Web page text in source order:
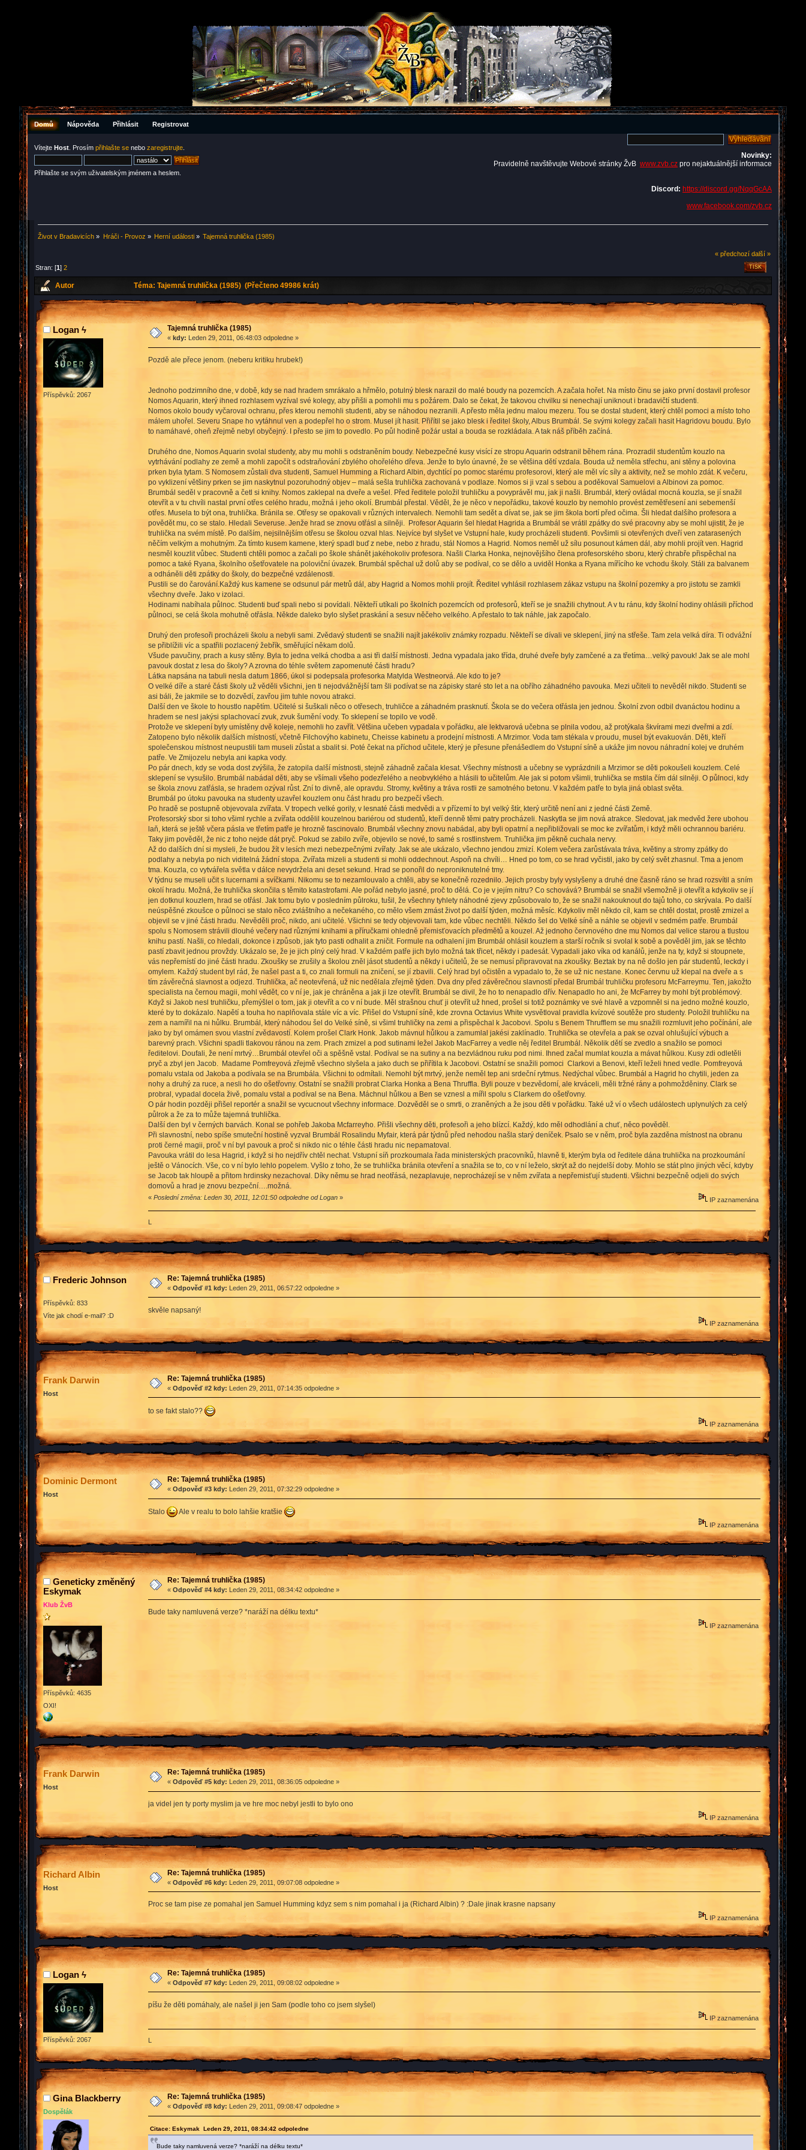
Domů Nápověda Přihlásit Registrovat
Vítejte Host . Prosím přihlašte se nebo zaregistrujte
Přihlašte se svým uživatelským jménem a heslem.
Novinky:
Pravidelně navštěvujte Webové stránky ŽvB www.zvb.cz pro nejaktuálnější informace
Discord: https://discord.gg/NqqGcAA
www.facebook.com/zvb.cz
Život v Bradavicích » Hráči - Provoz » Herní události» Tajemná truhlička (1985)
« předchozí další »
TISK
Stran: [1]2
Autor Téma: Tajemná truhlička (1985) (Přečteno 49986 krát)
Logan ϟ
Příspěvků: 2067
Tajemná truhlička (1985)
« kdy: Leden 29, 2011, 06:48:03 odpoledne »
Pozdě ale přece jenom. (neberu kritiku hrubek!)
Jednoho podzimního dne, v době, kdy se nad hradem smrákalo a hřmělo, potulný blesk narazil do malé boudy na pozemcích. A začala hořet. Na místo činu se jako první dostavil profesor
Nomos Aquarin, který ihned rozhlasem vyzíval své kolegy, aby přišli a pomohli mu s požárem. Dalo se čekat, že takovou chvilku si nenechají uniknout i bradavičtí studenti.
Nomos okolo boudy vyčaroval ochranu, přes kterou nemohli studenti, aby se náhodou nezranili. A přesto měla jednu malou mezeru. Tou se dostal student, který chtěl pomoci a místo toho
málem uhořel. Severu Snape ho vytáhnul ven a podepřel ho o strom. Musel jít hasit. Přiřítil se jako blesk i ředitel školy, Albus Brumbál. Se svými kolegy začali hasit Hagridovu boudu. Bylo
to namáhavé, oheň zřejmě nebyl obyčejný. I přesto se jim to povedlo. Po půl hodině požár ustal a bouda se rozkládala. A tak náš příběh začíná.
Druhého dne, Nomos Aquarin svolal studenty, aby mu mohli s odstraněním boudy. Nebezpečné kusy visící ze stropu Aquarin odstranil během rána. Prozradil studentům kouzlo na
vytrhávání podlahy ze země a mohli započít s odstraňování zbylého ohořelého dřeva. Jenže to bylo únavné, že se většina dětí vzdala. Bouda už neměla střechu, ani stěny a polovina
prken byla tytam. S Nomosem zůstali dva studenti, Samuel Humming a Richard Albin, dychtící po pomoc starému profesorovi, který ale měl víc síly a aktivity, než se mohlo zdát. K večeru,
po vyklizení většiny prken se jim naskytnul pozoruhodný objev – malá sešla truhlička zachovaná v podlaze. Nomos si ji vzal s sebou a poděkoval Samuelovi a Albinovi za pomoc.
Brumbál seděl v pracovně a četl si knihy. Nomos zaklepal na dveře a vešel. Před ředitele položil truhličku a povyprávěl mu, jak ji našli. Brumbál, který ovládal mocná kouzla, se jí snažil
otevřít a v tu chvíli nastal první otřes celého hradu, možná i jeho okolí. Brumbál přestal. Věděl, že je něco v nepořádku, takové kouzlo by nemohlo provést zemětřesení ani sebemenší
otřes. Musela to být ona, truhlička. Bránila se. Otřesy se opakovali v různých intervalech. Nemohli tam sedět a dívat se, jak se jim škola bortí před očima. Šli hledat dalšího profesora a
povědět mu, co se stalo. Hledali Severuse. Jenže hrad se znovu otřásl a silněji. Profesor Aquarin šel hledat Hagrida a Brumbál se vrátil zpátky do své pracovny aby se mohl ujistit, že je
truhlička na svém místě. Po dalším, nejsilnějším otřesu se školou ozval hlas. Nejvíce byl slyšet ve Vstupní hale, kudy procházeli studenti. Povšimli si otevřených dveří ven zatarasených
něčím velkým a mohutným. Za tímto kusem kamene, který spadl buď z nebe, nebo z hradu, stál Nomos a Hagrid. Nomos neměl už sílu posunout kámen dál, aby mohli projít ven. Hagrid
nesměl kouzlit vůbec. Studenti chtěli pomoc a začali po škole shánět jakéhokoliv profesora. Našli Clarka Honka, nejnovějšího člena profesorského sboru, který chrabře přispěchal na
pomoc a také Ryana, školního ošetřovatele na poloviční úvazek. Brumbál spěchal už dolů aby se podíval, co se dělo a uviděl Honka a Ryana mířícího ke vchodu školy. Stáli za balvanem
a odháněli děti zpátky do školy, do bezpečné vzdálenosti.
Pustili se do čarování.Každý kus kamene se odsunul pár metrů dál, aby Hagrid a Nomos mohli projít. Ředitel vyhlásil rozhlasem zákaz vstupu na školní pozemky a pro jistotu se zamkli
všechny dveře. Jako v izolaci.
Hodinami nabíhala půlnoc. Studenti buď spali nebo si povídali. Někteří utíkali po školních pozemcích od profesorů, kteří se je snažili chytnout. A v tu ránu, kdy školní hodiny ohlásili příchod
půlnoci, se celá škola mohutně otřásla. Někde daleko bylo slyšet praskání a sesuv něčeho velkého. A přestalo to tak náhle, jak započalo.
Druhý den profesoři procházeli školu a nebyli sami. Zvědavý studenti se snažili najít jakékoliv známky rozpadu. Někteří se dívali ve sklepení, jiný na střeše. Tam zela velká díra. Ti odvážní
se přiblížili víc a spatřili pozlacený žebřík, směřující někam dolů.
Všude pavučiny, prach a kusy stěny. Byla to jedna velká chodba a asi tři další místnosti. Jedna vypadala jako třída, druhé dveře byly zamčené a za třetíma…velký pavouk! Jak se ale mohl
pavouk dostat z lesa do školy? A zrovna do téhle světem zapomenuté části hradu?
Látka napsána na tabuli nesla datum 1866, úkol si podepsala profesorka Matylda Westneorvá. Ale kdo to je?
O velké díře a staré části školy už věděli všichni, jen ti nejodvážnější tam šli podívat se na zápisky staré sto let a na obřího záhadného pavouka. Mezi učiteli to nevěděl nikdo. Studenti se
asi báli, že jakmile se to dozvědí, zavřou jim tuhle novou atrakci.
Další den ve škole to houstlo napětím. Učitelé si šuškali něco o otřesech, truhličce a záhadném prasknutí. Škola se do večera otřásla jen jednou. Školní zvon odbil dvanáctou hodinu a
hradem se nesl jakýsi splachovací zvuk, zvuk šumění vody. To sklepení se topilo ve vodě.
Protože ve sklepení byly umístěny dvě koleje, nemohli ho zavřít. Většina učeben vypadala v pořádku, ale lektvarová učebna se plnila vodou, až protýkala škvírami mezi dveřmi a zdí.
Zatopeno bylo několik dalších místností, včetně Filchovýho kabinetu, Cheisse kabinetu a prodejní místnosti. A Mrzimor. Voda tam stékala v proudu, musel být evakuován. Děti, kteří
společenskou místnost neupustili tam museli zůstat a sbalit si. Poté čekat na příchod učitele, který je přesune přenášedlem do Vstupní síně a ukáže jim novou náhradní kolej ve druhém
patře. Ve Zmijozelu nebyla ani kapka vody.
Po pár dnech, kdy se voda dost zvýšila, že zatopila další místnosti, stejně záhadně začala klesat. Všechny místnosti a učebny se vyprázdnili a Mrzimor se děti pokoušeli kouzlem. Celé
sklepení se vysušilo. Brumbál nabádal děti, aby se všímali všeho podezřelého a neobvyklého a hlásili to učitelům. Ale jak si potom všimli, truhlička se mstila čím dál silněji. O půlnoci, kdy
se škola znovu zatřásla, se hradem ozýval růst. Zní to divně, ale opravdu. Stromy, květiny a tráva rostli ze samotného betonu. V každém patře to byla jiná oblast světa.
Brumbál po útoku pavouka na studenty uzavřel kouzlem onu část hradu pro bezpečí všech.
Po hradě se postupně objevovala zvířata. V tropech velké gorily, v lesnaté části medvědi a v přízemí to byl velký štír, který určitě není ani z jedné části Země.
Profesorský sbor si toho všiml rychle a zvířata oddělil kouzelnou bariérou od studentů, kteří denně těmi patry procházeli. Naskytla se jim nová atrakce. Sledovat, jak medvěd žere ubohou
laň, která se ještě včera pásla ve třetím patře je hrozně fascinovalo. Brumbál všechny znovu nabádal, aby byli opatrní a nepřibližovali se moc ke zvířatům, i když měli ochrannou bariéru.
Taky jim pověděl, že nic z toho nejde dát pryč. Pokud se zabilo zvíře, objevilo se nové, to samé s rostlinstvem. Truhlička jim pěkně cuchala nervy.
Až do dalších dní si mysleli, že budou žít v lesích mezi nebezpečnými zvířaty. Jak se ale ukázalo, všechno jendou zmizí. Kolem večera zarůstávala tráva, květiny a stromy zpátky do
podlahy a nebyla po nich viditelná žádní stopa. Zvířata mizeli a studenti si mohli oddechnout. Aspoň na chvíli… Hned po tom, co se hrad vyčistil, jako by celý svět zhasnul. Tma a jenom
tma. Kouzla, co vytvářela světla v dálce nevydržela ani deset sekund. Hrad se ponořil do neproniknutelné tmy.
V týdnu se museli učit s lucernami a svíčkami. Nikomu se to nezamlouvalo a chtěli, aby se konečně rozednilo. Jejich prosby byly vyslyšeny a druhé dne časně ráno se hrad rozsvítil a sním
okolí hradu. Možná, že truhlička skončila s těmito katastrofami. Ale pořád nebylo jasné, proč to dělá. Co je v jejím nitru? Co schovává? Brumbál se snažil všemožně ji otevřít a kdykoliv se jí
jen dotknul kouzlem, hrad se otřásl. Jak tomu bylo v posledním půlroku, tušil, že všechny tyhlety náhodné zjevy způsobovalo to, že se snažil nakouknout do tajů toho, co skrývala. Po další
neúspěšné zkoušce o půlnoci se stalo něco zvláštního a nečekaného, co mělo všem zmást život po další týden, možná měsíc. Kdykoliv měl někdo cíl, kam se chtěl dostat, prostě zmizel a
objevil se v jiné části hradu. Nevěděli proč, nikdo, ani učitelé. Všichni se tedy objevovali tam, kde vůbec nechtěli. Někdo šel do Velké síně a náhle se objevil v sedmém patře. Brumbál
spolu s Nomosem strávili dlouhé večery nad různými knihami a příručkami ohledně přemisťovacích předmětů a kouzel. Až jednoho červnového dne mu Nomos dal velice starou a tlustou
knihu pastí. Našli, co hledali, dokonce i způsob, jak tyto pasti odhalit a zničit. Formule na odhalení jim Brumbál ohlásil kouzlem a starší ročník si svolal k sobě a pověděl jim, jak se těchto
pastí zbavit jednou provždy. Ukázalo se, že je jich plný celý hrad. V každém patře jich bylo možná tak třicet, někdy i padesát. Vypadali jako víka od kanálů, jenže na ty, když si stoupnete,
vás nepřemístí do jiné části hradu. Zkoušky se zrušily a školou zněl jásot studentů a někdy i učitelů, že se nemusí připravovat na zkoušky. Beztak by na ně došlo jen pár studentů, leckdy i
omylem. Každý student byl rád, že našel past a ti, co znali formuli na zničení, se jí zbavili. Celý hrad byl očistěn a vypadalo to, že se už nic nestane. Konec červnu už klepal na dveře a s
tím závěrečná slavnost a odjezd. Truhlička, ač neotevřená, už nic nedělala zřejmě týden. Dva dny před závěrečnou slavností předal Brumbál truhličku profesoru McFarreymu. Ten, jakožto
specialista na černou magii, mohl vědět, co v ní je, jak je chráněna a jak ji lze otevřít. Brumbál se divil, že ho to nenapadlo dřív. Nenapadlo ho ani, že McFarrey by mohl být problémový.
Když si Jakob nesl truhličku, přemýšlel o tom, jak ji otevřít a co v ní bude. Měl strašnou chuť ji otevřít už hned, prošel si totiž poznámky ve své hlavě a vzpomněl si na jedno možné kouzlo,
které by to dokázalo. Napětí a touha ho naplňovala stále víc a víc. Přišel do Vstupní síně, kde zrovna Octavius White vysvětloval pravidla kvízové soutěže pro studenty. Položil truhličku na
zem a namířil na ni hůlku. Brumbál, který náhodou šel do Velké síně, si všiml truhličky na zemi a přispěchal k Jacobovi. Spolu s Benem Thrufflem se mu snažili rozmluvit jeho počínání, ale
jako by byl omámen svou vlastní zvědavostí. Kolem prošel Clark Honk. Jakob mávnul hůlkou a zamumlal jakési zaklínadlo. Truhlička se otevřela a pak se ozval ohlušující výbuch a
barevný prach. Všichni spadli tlakovou ránou na zem. Prach zmizel a pod sutinami ležel Jakob MacFarrey a vedle něj ředitel Brumbál. Několik dětí se zvedlo a snažilo se pomoci
ředitelovi. Doufali, že není mrtvý…Brumbál otevřel oči a spěšně vstal. Podíval se na sutiny a na bezvládnou ruku pod nimi. Ihned začal mumlat kouzla a mávat hůlkou. Kusy zdi odletěli
pryč a zbyl jen Jacob. Madame Pomfreyová zřejmě všechno slyšela a jako duch se přiřítila k Jacobovi. Ostatní se snažili pomoci Clarkovi a Benovi, kteří leželi hned vedle. Pomfreyová
pomalu vstala od Jakoba a podívala se na Brumbála. Všichni to odmítali. Nemohl být mrtvý, jenže neměl tep ani srdeční rytmus. Nedýchal vůbec. Brumbál a Hagrid ho chytili, jeden za
nohy a druhý za ruce, a nesli ho do ošetřovny. Ostatní se snažili probrat Clarka Honka a Bena Thruffla. Byli pouze v bezvědomí, ale krváceli, měli tržné rány a pohmožděniny. Clark se
probral, vypadal docela živě, pomalu vstal a podíval se na Bena. Máchnul hůlkou a Ben se vznesl a mířil spolu s Clarkem do ošetřovny.
O pár hodin později přišel reportér a snažil se vycucnout všechny informace. Dozvěděl se o smrti, o zraněných a že jsou děti v pořádku. Také už ví o všech událostech uplynulých za celý
půlrok a že za to může tajemná truhlička.
Další den byl v černých barvách. Konal se pohřeb Jakoba Mcfarreyho. Přišli všechny děti, profesoři a jeho blízcí. Každý, kdo měl odhodlání a chuť, něco pověděl.
Při slavnostní, nebo spíše smuteční hostině vyzval Brumbál Rosalindu Myfair, která pár týdnů před nehodou našla starý deníček. Psalo se v něm, proč byla zazděna místnost na obranu
proti černé magii, proč v ní byl pavouk a proč si nikdo nic o téhle části hradu nic nepamatoval.
Pavouka vrátil do lesa Hagrid, i když si ho nejdřív chtěl nechat. Vstupní síň prozkoumala řada ministerských pracovníků, hlavně ti, kterým byla od ředitele dána truhlička na prozkoumání
ještě o Vánocích. Vše, co v ní bylo lehlo popelem. Vyšlo z toho, že se truhlička bránila otevření a snažila se to, co v ní leželo, skrýt až do nejdelší doby. Mohlo se stát plno jiných věcí, kdyby
se Jacob tak hloupě a přitom hrdinsky nezachoval. Díky němu se hrad neotřásá, nezaplavuje, neprocházejí se v něm zvířata a nepřemisťují studenti. Všichni bezpečně odjeli do svých
domovů a hrad je znovu bezpeční….možná.
« Poslední změna: Leden 30, 2011, 12:01:50 odpoledne od Logan» IP zaznamenána
L
Frederic Johnson
Příspěvků: 833
Víte jak chodí e-mail? :D
Re: Tajemná truhlička (1985)
« Odpověď #1 kdy: Leden 29, 2011, 06:57:22 odpoledne »
skvěle napsaný!
IP zaznamenána
Frank Darwin
Host
Re: Tajemná truhlička (1985)
« Odpověď #2 kdy: Leden 29, 2011, 07:14:35 odpoledne »
to se fakt stalo??
IP zaznamenána
Dominic Dermont
Host
Re: Tajemná truhlička (1985)
« Odpověď #3 kdy: Leden 29, 2011, 07:32:29 odpoledne »
Stalo Ale v realu to bolo lahšie kratšie
IP zaznamenána
Geneticky změněný
Eskymak
Klub ŽvB
Příspěvků: 4635
OXI!
Re: Tajemná truhlička (1985)
« Odpověď #4 kdy: Leden 29, 2011, 08:34:42 odpoledne »
Bude taky namluvená verze? *naráží na délku textu*
IP zaznamenána
Frank Darwin
Host
Re: Tajemná truhlička (1985)
« Odpověď #5 kdy: Leden 29, 2011, 08:36:05 odpoledne »
ja videl jen ty porty myslim ja ve hre moc nebyl jestli to bylo ono
IP zaznamenána
Richard Albin
Host
Re: Tajemná truhlička (1985)
« Odpověď #6 kdy: Leden 29, 2011, 09:07:08 odpoledne »
Proc se tam pise ze pomahal jen Samuel Humming kdyz sem s nim pomahal i ja (Richard Albin) ? :Dale jinak krasne napsany
IP zaznamenána
Logan ϟ
Příspěvků: 2067
Re: Tajemná truhlička (1985)
« Odpověď #7 kdy: Leden 29, 2011, 09:08:02 odpoledne »
píšu že děti pomáhaly, ale našel ji jen Sam (podle toho co jsem slyšel)
IP zaznamenána
L
Gina Blackberry
Dospělák
Re: Tajemná truhlička (1985)
« Odpověď #8 kdy: Leden 29, 2011, 09:08:47 odpoledne »
Citace: Eskymak Leden 29, 2011, 08:34:42 odpoledne
Bude taky namluvená verze? *naráží na délku textu*